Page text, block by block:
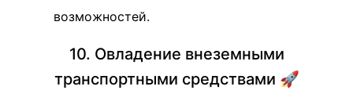
возможностей.
10. Овладение внеземными
транспортными средствами 🚀